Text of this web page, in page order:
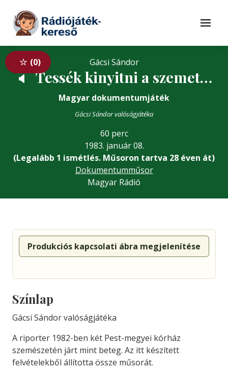
Tovább a tartalomhoz
Menü
0 Gácsi Sándor
🔈 Tessék kinyitni a szemet…
Magyar dokumentumjáték
Gácsi Sándor valóságjátéka
60 perc
1983. január 08.
(Legalább 1 ismétlés. Műsoron tartva 28 éven át)
Dokumentumműsor
Magyar Rádió
Produkciós kapcsolati ábra megjelenítése
Színlap
Gácsi Sándor valóságjátéka
A riporter 1982-ben két Pest-megyei kórház
szemészetén járt mint beteg. Az itt készített
felvételekből állította össze műsorát.